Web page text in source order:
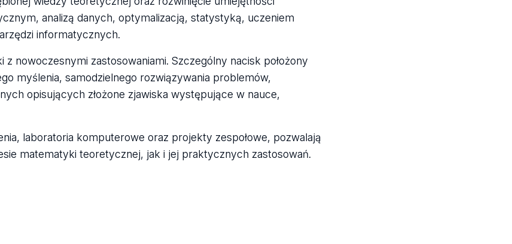
analizą danych, optymalizacją, statystyką, uczeniem
informatycznych.
nowoczesnymi zastosowaniami. Szczególny nacisk położony
myślenia, samodzielnego rozwiązywania problemów,
opisujących złożone zjawiska występujące w nauce,
laboratoria komputerowe oraz projekty zespołowe, pozwalają
matematyki teoretycznej, jak i jej praktycznych zastosowań.